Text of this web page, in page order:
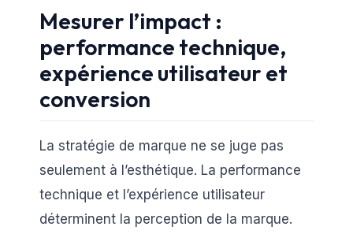
Mesurer l’impact :
performance technique,
expérience utilisateur et
conversion
La stratégie de marque ne se juge pas
seulement à l’esthétique. La performance
technique et l’expérience utilisateur
déterminent la perception de la marque.